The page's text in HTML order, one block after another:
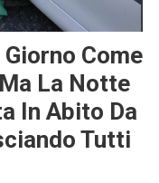
Come
La Notte
In Abito Da
Tutti